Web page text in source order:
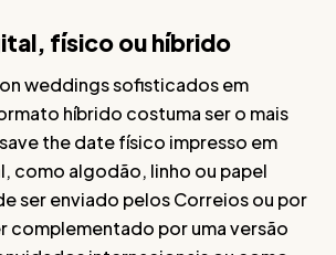
físico ou híbrido
weddings sofisticados em
híbrido costuma ser o mais
the date físico impresso em
como algodão, linho ou papel
ser enviado pelos Correios ou por
complementado por uma versão